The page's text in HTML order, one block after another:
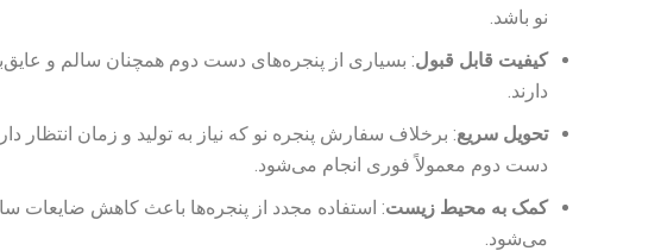
نو باشد.
کیفیت قابل قبول: بسیاری از پنجره‌های دست دوم همچنان سالم و
دارند.
تحویل سریع: برخلاف سفارش پنجره نو که نیاز به تولید و زمان انتظار
دست دوم معمولاً فوری انجام می‌شود.
کمک به محیط زیست: استفاده مجدد از پنجره‌ها باعث کاهش ضایعات
می‌شود.